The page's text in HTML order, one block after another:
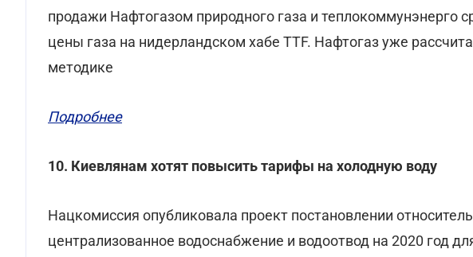
продажи Нафтогазом природного газа и теплокоммунэнерго
цены газа на нидерландском хабе TTF. Нафтогаз уже
методике
Подробнее
10. Киевлянам хотят повысить тарифы на холодную воду
Нацкомиссия опубликовала проект постановлении
централизованное водоснабжение и водоотвод на 2020 год